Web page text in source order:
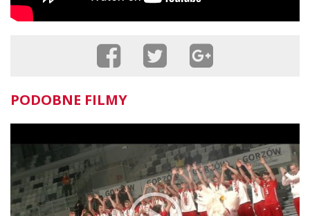
PODOBNE FILMY